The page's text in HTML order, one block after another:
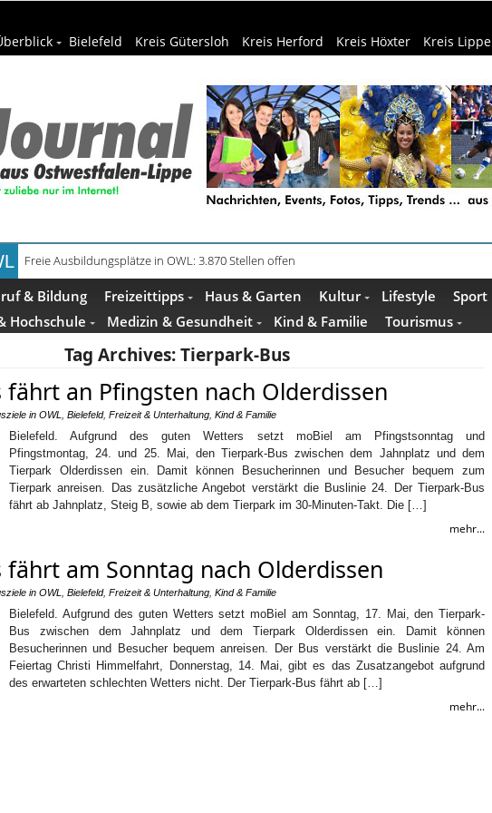
Bielefeld Kreis Gütersloh Kreis Herford Kreis Höxter Kreis Lippe
Freie Ausbildungsplätze in OWL: 3.870 Stellen offen
Recyclingpapier in Küche und Bad schont Ressourcen
& Bildung Freizeittipps Haus & Garten Kultur Lifestyle Sport
Hochschule
Medizin & Gesundheit Kind & Familie Tourismus
Tag Archives:Tierpark-Bus
fährt an Pfingsten nach Olderdissen
in OWL Bielefeld, Freizeit & Unterhaltung Kind & Familie
Bielefeld. Aufgrund des guten Wetters setzt moBiel am Pfingstsonntag und
Pfingstmontag, 24. und 25. Mai, den Tierpark-Bus zwischen dem Jahnplatz und dem
Tierpark Olderdissen ein. Damit können Besucherinnen und Besucher bequem zum
Tierpark anreisen. Das zusätzliche Angebot verstärkt die Buslinie 24. Der Tierpark-Bus
fährt ab Jahnplatz, Steig B, sowie ab dem Tierpark im 30-Minuten-Takt. Die […]
mehr...
fährt am Sonntag nach Olderdissen
in OWL Bielefeld, Freizeit & Unterhaltung Kind & Familie
Bielefeld. Aufgrund des guten Wetters setzt moBiel am Sonntag, 17. Mai, den Tierpark-
Bus zwischen dem Jahnplatz und dem Tierpark Olderdissen ein. Damit können
Besucherinnen und Besucher bequem anreisen. Der Bus verstärkt die Buslinie 24. Am
Feiertag Christi Himmelfahrt, Donnerstag, 14. Mai, gibt es das Zusatzangebot aufgrund
des erwarteten schlechten Wetters nicht. Der Tierpark-Bus fährt ab […]
mehr...